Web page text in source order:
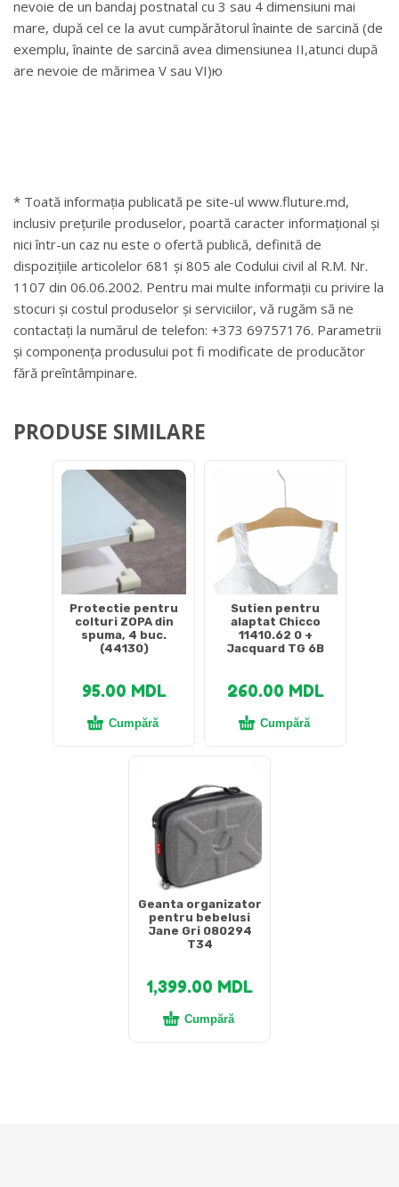
nevoie de un bandaj postnatal cu 3 sau 4 dimensiuni mai
mare, după cel ce la avut cumpărătorul înainte de sarcină (de
exemplu, înainte de sarcină avea dimensiunea II,atunci după
are nevoie de mărimea V sau VI)ю
* Toată informația publicată pe site-ul www.fluture.md,
inclusiv prețurile produselor, poartă caracter informațional și
nici într-un caz nu este o ofertă publică, definită de
dispozițiile articolelor 681 și 805 ale Codului civil al R.M. Nr.
1107 din 06.06.2002. Pentru mai multe informații cu privire la
stocuri și costul produselor și serviciilor, vă rugăm să ne
contactați la numărul de telefon: +373 69757176. Parametrii
și componența produsului pot fi modificate de producător
fără preîntâmpinare.
PRODUSE SIMILARE
Protectie pentru
colturi ZOPA din
spuma, 4 buc.
(44130)
95.00 MDL
Cumpără
Sutien pentru
alaptat Chicco
11410.62 0 +
Jacquard TG 6B
260.00 MDL
Cumpără
Geanta organizator
pentru bebelusi
Jane Gri 080294
T34
1,399.00 MDL
Cumpără